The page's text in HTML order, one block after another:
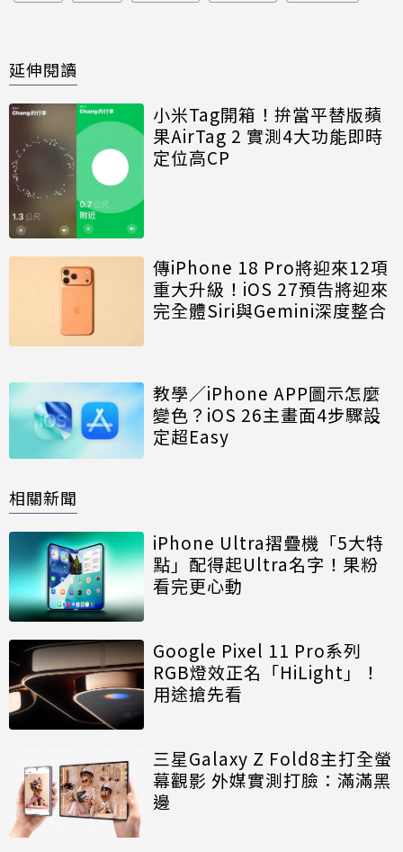
延伸閱讀
小米Tag開箱！拚當平替版蘋
果AirTag 2 實測4大功能即時
定位高CP
傳iPhone 18 Pro將迎來12項
重大升級！iOS 27預告將迎來
完全體Siri與Gemini深度整合
教學／iPhone APP圖示怎麼
變色？iOS 26主畫面4步驟設
定超Easy
相關新聞
iPhone Ultra摺疊機「5大特
點」配得起Ultra名字！果粉
看完更心動
Google Pixel 11 Pro系列
RGB燈效正名「HiLight」！
用途搶先看
三星Galaxy Z Fold8主打全螢
幕觀影 外媒實測打臉：滿滿黑
邊